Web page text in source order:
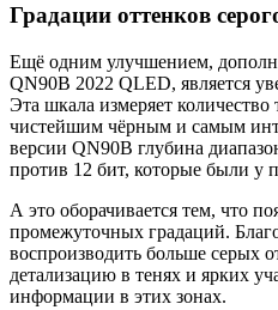
Градации оттенков
Ещё одним улучшением,
QN90B 2022 QLED, является
Эта шкала измеряет
чистейшим чёрным и самым
версии QN90B глубина
против 12 бит, которые были у
А это оборачивается тем, что
промежуточных градаций.
воспроизводить больше серых
детализацию в тенях и ярких
информации в этих зонах.